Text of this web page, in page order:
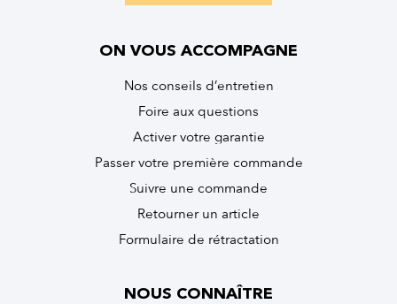
ON VOUS ACCOMPAGNE
Nos conseils d’entretien
Foire aux questions
Activer votre garantie
Passer votre première commande
Suivre une commande
Retourner un article
Formulaire de rétractation
NOUS CONNAÎTRE